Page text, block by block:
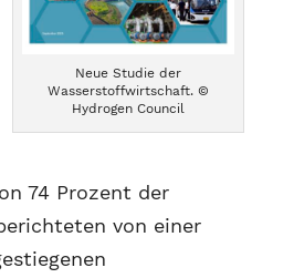
Neue Studie der
Wasserstoffwirtschaft. ©
Hydrogen Council
74 Prozent der
von einer